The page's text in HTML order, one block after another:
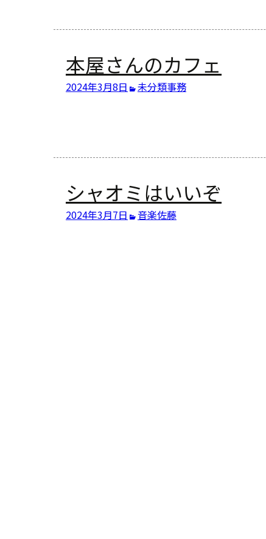
本屋さんのカフェ
2024年3月8日 未分類事務
シャオミはいいぞ
2024年3月7日 音楽佐藤